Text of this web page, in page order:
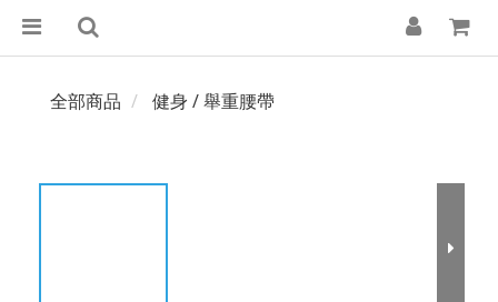
全部商品 健身 / 舉重腰帶